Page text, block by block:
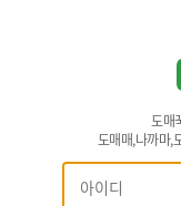
도매
도매매,나까마,